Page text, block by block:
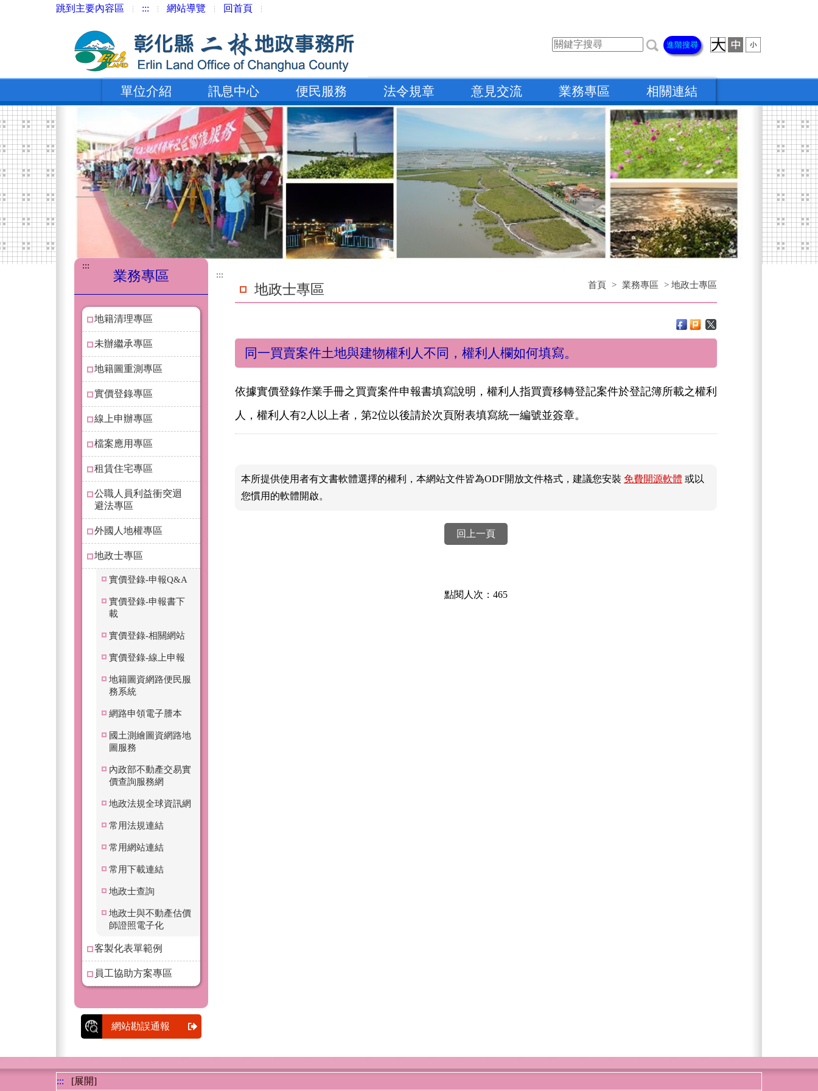
跳到主要內容區 ::: 網站導覽 回首頁
進階搜尋
單位介紹 訊息中心 便民服務 法令規章 意見交流 業務專區 相關連結
:::
業務專區
地籍清理專區
未辦繼承專區
地籍圖重測專區
實價登錄專區
線上申辦專區
檔案應用專區
租賃住宅專區
公職人員利益衝突迴
避法專區
外國人地權專區
地政士專區
實價登錄-申報Q&A
實價登錄-申報書下
載
實價登錄-相關網站
實價登錄-線上申報
地籍圖資網路便民服
務系統
網路申領電子謄本
國土測繪圖資網路地
圖服務
內政部不動產交易實
價查詢服務網
地政法規全球資訊網
常用法規連結
常用網站連結
常用下載連結
地政士查詢
地政士與不動產估價
師證照電子化
客製化表單範例
員工協助方案專區
網站勘誤通報
:::
首頁 > 業務專區 > 地政士專區
地政士專區
同一買賣案件土地與建物權利人不同，權利人欄如何填寫。
依據實價登錄作業手冊之買賣案件申報書填寫說明，權利人指買賣移轉登記案件於登記簿所載之權利
人，權利人有2人以上者，第2位以後請於次頁附表填寫統一編號並簽章。
本所提供使用者有文書軟體選擇的權利，本網站文件皆為ODF開放文件格式，建議您安裝 免費開源軟體 或以
您慣用的軟體開啟。
回上一頁
點閱人次：465
::: [展開]